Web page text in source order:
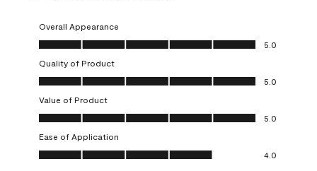
Overall Appearance
Overall Appearance, 5.0 out of 5
5.0
Quality of Product
Quality of Product, 5.0 out of 5
5.0
Value of Product
Value of Product, 5.0 out of 5
5.0
Ease of Application
Ease of Application, 4.0 out of 5
4.0